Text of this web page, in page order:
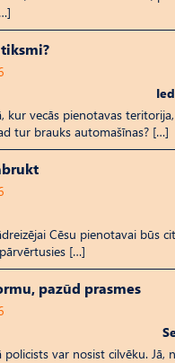
kur vecās pienotavas
tur brauks automašīnas? […]
Cēsu pienotavai būs
[…]
pazūd prasmes
policists var nosist cilvēku. Jā,